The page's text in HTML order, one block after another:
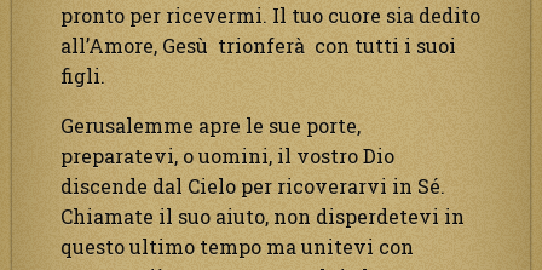
pronto per ricevermi. Il tuo cuore sia dedito
all’Amore, Gesù trionferà con tutti i suoi
figli.
Gerusalemme apre le sue porte,
preparatevi, o uomini, il vostro Dio
discende dal Cielo per ricoverarvi in Sé.
Chiamate il suo aiuto, non disperdetevi in
questo ultimo tempo ma unitevi con